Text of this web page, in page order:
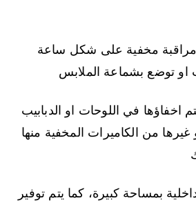
مراقبة مخفية على شكل ساعة
توضع بشماعة الملابس
اخفاؤها في اللوحات او الدبابيب
من الكاميرات المخفية منها
بمساحة كبيرة، كما يتم توفير